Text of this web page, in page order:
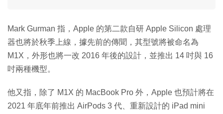
Mark Gurman 指，Apple 的第二款自研 Apple Silicon 處理
器也將於秋季上線，據先前的傳聞，其型號將被命名為
M1X，外形也將一改 2016 年後的設計，並推出 14 吋與 16
吋兩種機型。
他又指，除了 M1X 的 MacBook Pro 外，Apple 也預計將在
2021 年底年前推出 AirPods 3 代、重新設計的 iPad mini